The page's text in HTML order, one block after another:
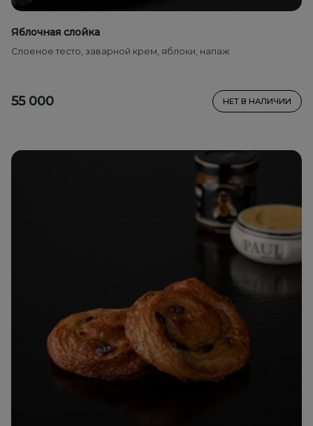
Яблочная слойка
Слоеное тесто, заварной крем, яблоки, напаж
55 000 НЕТ В НАЛИЧИИ